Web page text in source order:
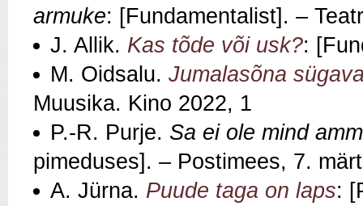
armuke: [Fundamentalist]. –
J. Allik. Kas tõde või usk?:
M. Oidsalu. Jumalasõna
Muusika. Kino 2022, 1
P.-R. Purje. Sa ei ole mind
pimeduses]. – Postimees, 7.
A. Jürna. Puude taga on laps: